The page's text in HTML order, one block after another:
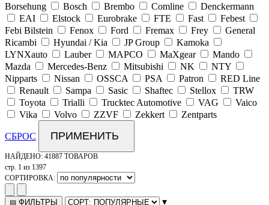
Borsehung
Bosch Brembo Comline
Denckermann
EAI
Elstock Eurobrake FTE Fast
Febest
Febi Bilstein
Fenox Ford Fremax Frey
General
Ricambi
Hyundai / Kia JP Group
Kamoka
LYNXauto
Lauber MAPCO MaXgear
Mando
Mazda
Mercedes-Benz Mitsubishi NK
NTY
Nipparts
Nissan OSSCA PSA Patron
RED Line
Renault
Sampa Sasic Shaftec Stellox
TRW
Toyota
Trialli Trucktec Automotive VAG
Vaico
Vika
Volvo ZZVF Zekkert Zentparts
СБРОС ПРИМЕНИТЬ
НАЙДЕНО: 41887 ТОВАРОВ
стр. 1 из 1397
СОРТИРОВКА:
▤ ФИЛЬТРЫ ▾